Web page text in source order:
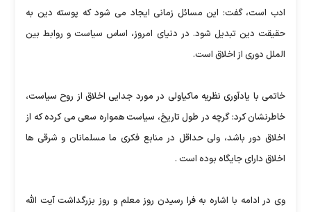
ادب است، گفت: این مسائل زمانی ایجاد می شود که پوسته دین به
حقیقت دین تبدیل شود. در دنیای امروز، اساس سیاست و روابط بین
الملل دوری از اخلاق است.
خاتمی با یادآوری نظریه ماکیاولی در مورد جدایی اخلاق از روح سیاست،
خاطرنشان کرد: گرچه در طول تاریخ، سیاست همواره سعی می کرده که از
اخلاق دور باشد، ولی حداقل در منابع فکری ما مسلمانان و شرقی ها
اخلاق دارای جایگاه بوده است .
وی در ادامه با اشاره به فرا رسیدن روز معلم و روز بزرگداشت آیت الله